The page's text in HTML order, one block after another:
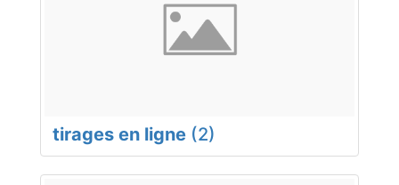
tirages en ligne (2)